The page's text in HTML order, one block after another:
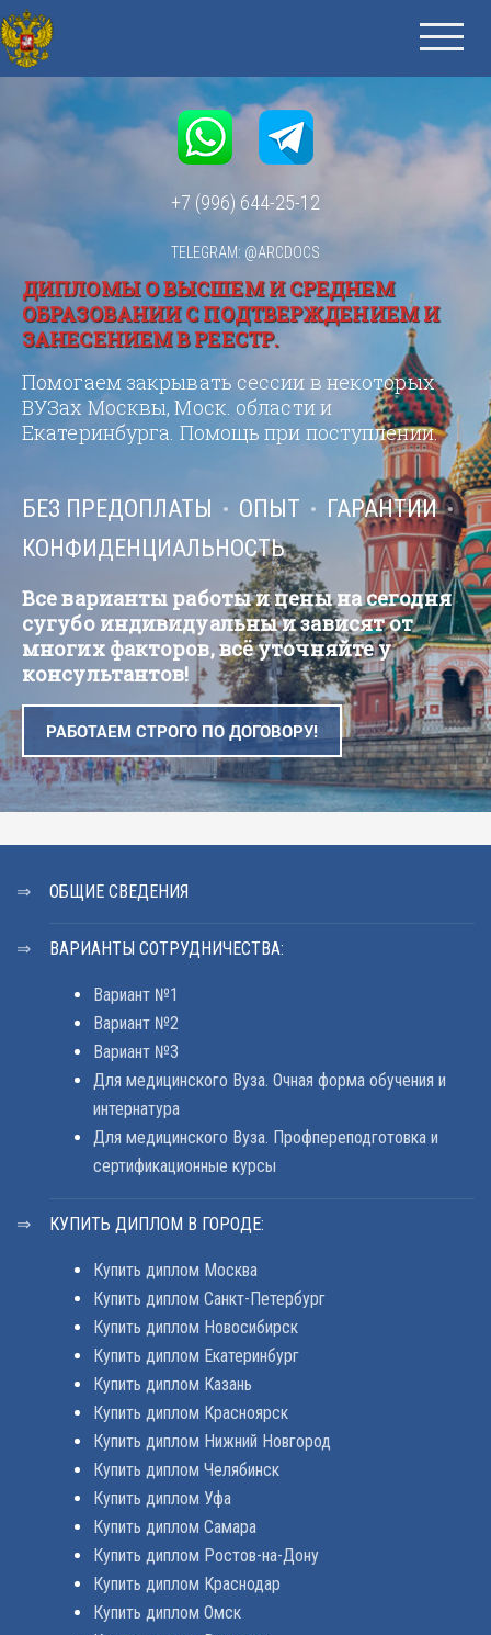
+7 (996) 644-25-12
TELEGRAM: @ARCDOCS
ДИПЛОМЫ О ВЫСШЕМ И СРЕДНЕМ
ОБРАЗОВАНИИ С ПОДТВЕРЖДЕНИЕМ И
ЗАНЕСЕНИЕМ В РЕЕСТР.
Помогаем закрывать сессии в некоторых
ВУЗах Москвы, Моск. области и
Екатеринбурга. Помощь при поступлении.
БЕЗ ПРЕДОПЛАТЫ ОПЫТ
ГАРАНТИИ
КОНФИДЕНЦИАЛЬНОСТЬ
Все варианты работы и цены на сегодня
сугубо индивидуальны и зависят от
многих факторов, всё уточняйте у
консультантов!
РАБОТАЕМ СТРОГО ПО ДОГОВОРУ!
ОБЩИЕ СВЕДЕНИЯ
ВАРИАНТЫ СОТРУДНИЧЕСТВА:
Вариант №1
Вариант №2
Вариант №3
Для медицинского Вуза. Очная форма обучения и
интернатура
Для медицинского Вуза. Профпереподготовка и
сертификационные курсы
КУПИТЬ ДИПЛОМ В ГОРОДЕ:
Купить диплом Москва
Купить диплом Санкт-Петербург
Купить диплом Новосибирск
Купить диплом Екатеринбург
Купить диплом Казань
Купить диплом Красноярск
Купить диплом Нижний Новгород
Купить диплом Челябинск
Купить диплом Уфа
Купить диплом Самара
Купить диплом Ростов-на-Дону
Купить диплом Краснодар
Купить диплом Омск